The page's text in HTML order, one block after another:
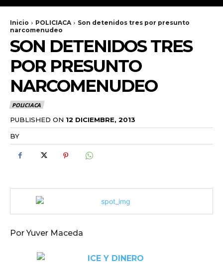
Inicio POLICIACA
Son detenidos tres por presunto
narcomenudeo
SON DETENIDOS TRES
POR PRESUNTO
NARCOMENUDEO
POLICIACA
PUBLISHED ON 12 DICIEMBRE, 2013
BY
Por Yuver Maceda